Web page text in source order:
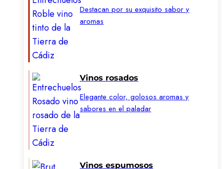
Destacan por su exquisito sabor y
aromas
Vinos rosados
Elegante color, golosos aromas y
sabores en el paladar
Vinos espumosos